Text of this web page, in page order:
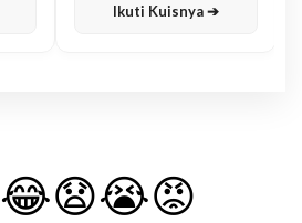
Ikuti Kuisnya ➔
😂😧😭😡